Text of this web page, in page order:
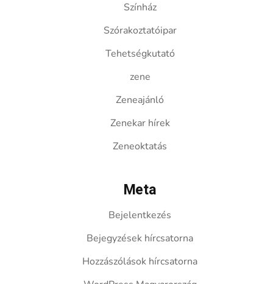
Színház
Szórakoztatóipar
Tehetségkutató
zene
Zeneajánló
Zenekar hírek
Zeneoktatás
Meta
Bejelentkezés
Bejegyzések hírcsatorna
Hozzászólások hírcsatorna